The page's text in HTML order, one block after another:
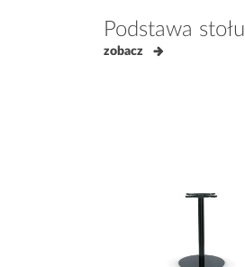
Podstawa stołu
zobacz